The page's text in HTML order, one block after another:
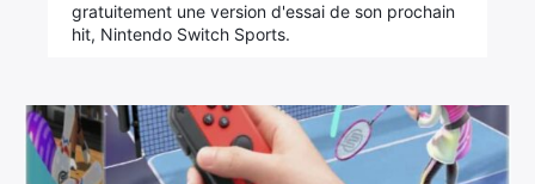
gratuitement une version d'essai de son prochain
hit, Nintendo Switch Sports.